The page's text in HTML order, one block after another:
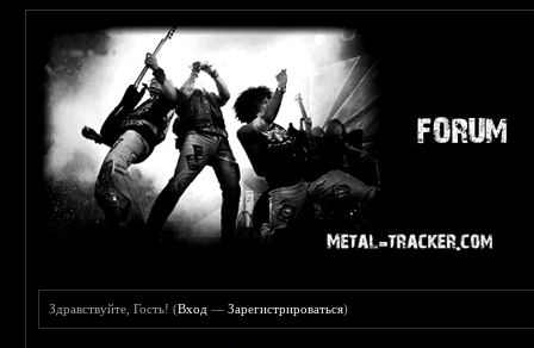
Здравствуйте, Гость! (Вход —Зарегистрироваться)